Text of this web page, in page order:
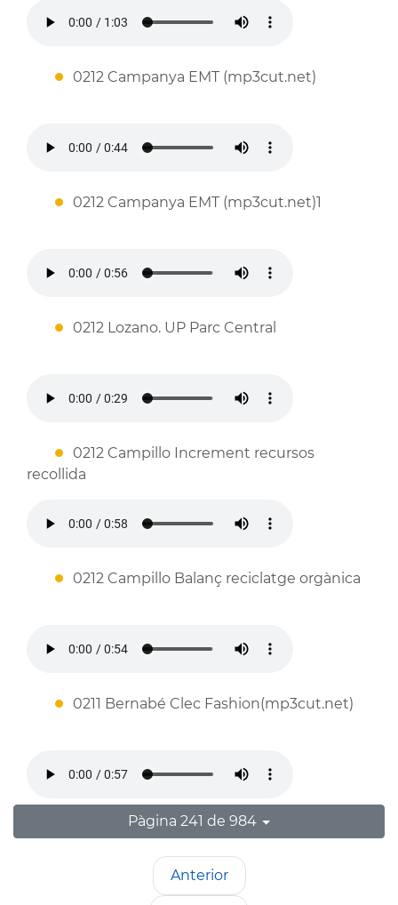
0212 Campanya EMT (mp3cut.net)
0212 Campanya EMT (mp3cut.net)1
0212 Lozano. UP Parc Central
0212 Campillo Increment recursos
recollida
0212 Campillo Balanç reciclatge orgànica
0211 Bernabé Clec Fashion(mp3cut.net)
Pàgina 241 de 984
Anterior